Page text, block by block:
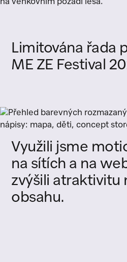
Limitována řada
ME ZE Festival
Využili jsme
na sítích a na
zvýšili atraktivitu
obsahu.